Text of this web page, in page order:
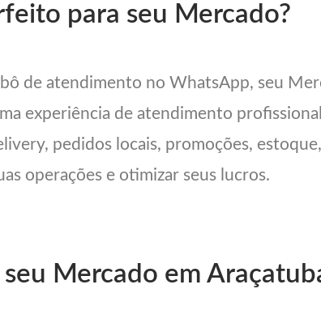
para seu Mercado?
de atendimento no WhatsApp, seu
experiência de atendimento
pedidos locais, promoções,
operações e otimizar seus lucros.
Mercado em